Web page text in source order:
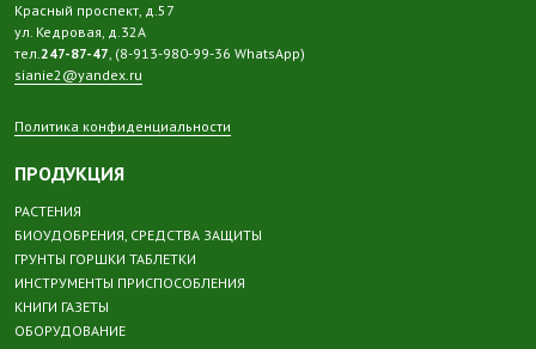
Красный проспект, д.57
ул. Кедровая, д.32А
тел.247-87-47, (8-913-980-99-36 WhatsApp)
sianie2@yandex.ru
Политика конфиденциальности
ПРОДУКЦИЯ
РАСТЕНИЯ
БИОУДОБРЕНИЯ, СРЕДСТВА ЗАЩИТЫ
ГРУНТЫ ГОРШКИ ТАБЛЕТКИ
ИНСТРУМЕНТЫ ПРИСПОСОБЛЕНИЯ
КНИГИ ГАЗЕТЫ
ОБОРУДОВАНИЕ